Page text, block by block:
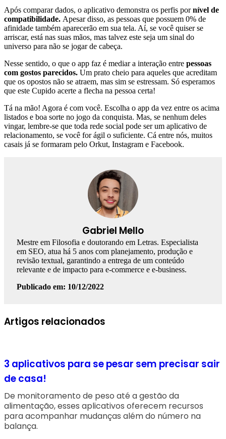
Após comparar dados, o aplicativo demonstra os perfis pornível de
compatibilidade. Apesar disso, as pessoas que possuem 0% de
afinidade também aparecerão em sua tela. Aí, se você quiser se
arriscar, está nas suas mãos, mas talvez este seja um sinal do
universo para não se jogar de cabeça.
Nesse sentido, o que o app faz é mediar a interação entre pessoas
com gostos parecidos. Um prato cheio para aqueles que acreditam
que os opostos não se atraem, mas sim se estressam. Só esperamos
que este Cupido acerte a flecha na pessoa certa!
Tá na mão! Agora é com você. Escolha o app da vez entre os acima
listados e boa sorte no jogo da conquista. Mas, se nenhum deles
vingar, lembre-se que toda rede social pode ser um aplicativo de
relacionamento, se você for ágil o suficiente. Cá entre nós, muitos
casais já se formaram pelo Orkut, Instagram e Facebook.
Gabriel Mello
Mestre em Filosofia e doutorando em Letras. Especialista
em SEO, atua há 5 anos com planejamento, produção e
revisão textual, garantindo a entrega de um conteúdo
relevante e de impacto para e-commerce e e-business.
Publicado em: 10/12/2022
Facebook
Linkedin
WhatsApp
Telegram
Artigos relacionados
3 aplicativos para se pesar sem precisar sair
de casa!
De monitoramento de peso até a gestão da
alimentação, esses aplicativos oferecem recursos
para acompanhar mudanças além do número na
balança.